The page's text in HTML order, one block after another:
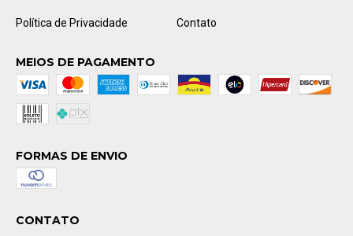
Política de Privacidade Contato
MEIOS DE PAGAMENTO
FORMAS DE ENVIO
CONTATO